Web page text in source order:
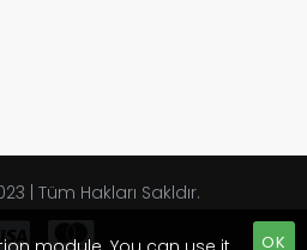
| Tüm Hakları Sakldır.
OK